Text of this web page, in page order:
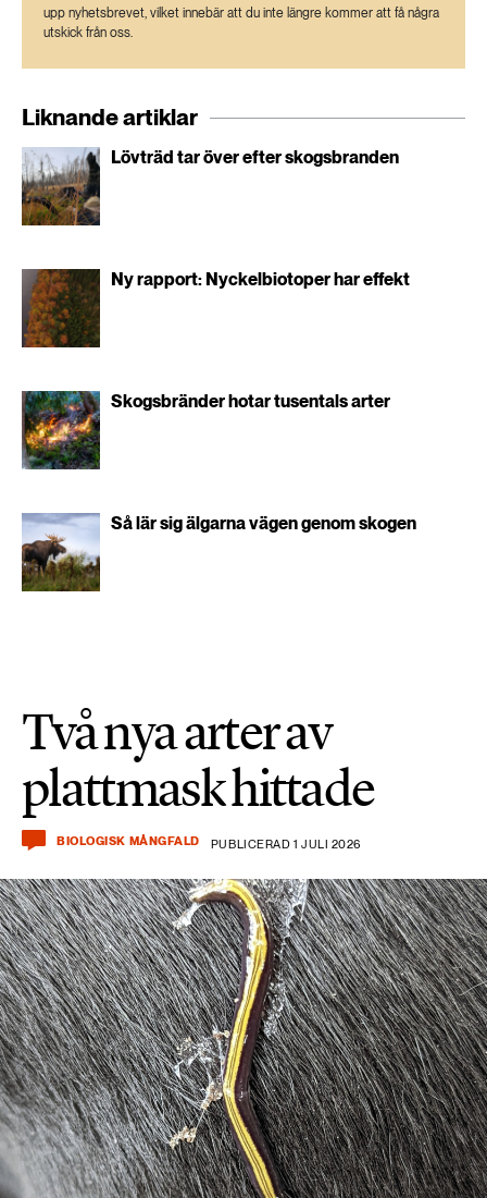
upp nyhetsbrevet, vilket innebär att du inte längre kommer att få några
utskick från oss.
Liknande artiklar
Lövträd tar över efter skogsbranden
Ny rapport: Nyckelbiotoper har effekt
Skogsbränder hotar tusentals arter
Så lär sig älgarna vägen genom skogen
Två nya arter av
plattmask hittade
BIOLOGISK MÅNGFALD PUBLICERAD 1 JULI 2026